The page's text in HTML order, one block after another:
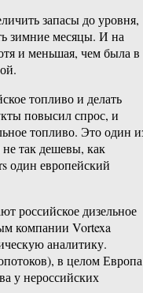
запасы до уровня,
зимние месяцы. И на
и меньшая, чем была в
топливо и делать
повысил спрос, и
топливо. Это один
так дешевы, как
один европейский
российское дизельное
компании Vortexa
аналитику.
в целом Европа
у нероссийских